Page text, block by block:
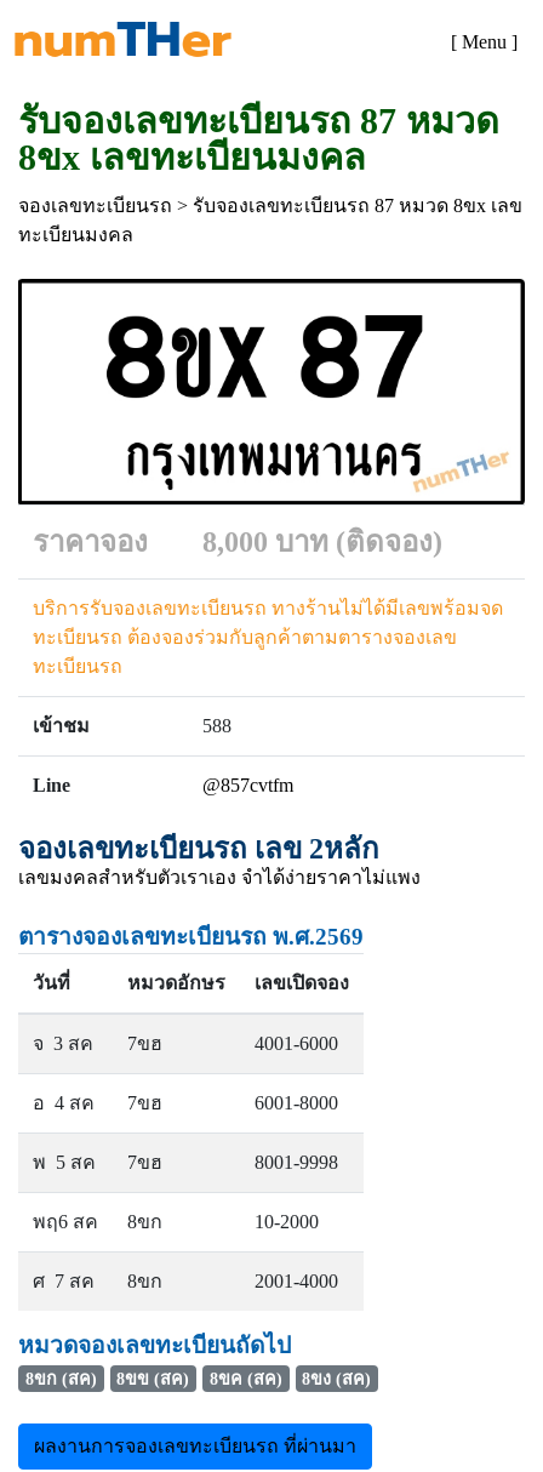
[ Menu ]
รับจองเลขทะเบียนรถ 87 หมวด
8ขx เลขทะเบียนมงคล
จองเลขทะเบียนรถ > รับจองเลขทะเบียนรถ 87 หมวด 8ขx เลข
ทะเบียนมงคล
ราคาจอง 8,000 บาท (ติดจอง)
บริการรับจองเลขทะเบียนรถ ทางร้านไม่ได้มีเลขพร้อมจด
ทะเบียนรถ ต้องจองร่วมกับลูกค้าตามตารางจองเลข
ทะเบียนรถ
เข้าชม 588
Line @857cvtfm
จองเลขทะเบียนรถ เลข 2หลัก
เลขมงคลสำหรับตัวเราเอง จำได้ง่ายราคาไม่แพง
ตารางจองเลขทะเบียนรถ พ.ศ.2569
วันที่ หมวดอักษร เลขเปิดจอง
จ 3 สค 7ขฮ 4001-6000
อ 4 สค 7ขฮ 6001-8000
พ 5 สค 7ขฮ 8001-9998
พฤ6 สค 8ขก 10-2000
ศ 7 สค 8ขก 2001-4000
หมวดจองเลขทะเบียนถัดไป
8ขก (สค) 8ขข (สค) 8ขค (สค) 8ขง (สค)
ผลงานการจองเลขทะเบียนรถ ที่ผ่านมา